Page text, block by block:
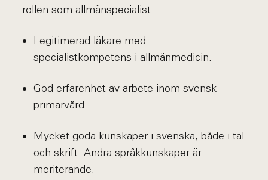
rollen som allmänspecialist
Legitimerad läkare med
specialistkompetens i allmänmedicin.
God erfarenhet av arbete inom svensk
primärvård.
Mycket goda kunskaper i svenska, både i tal
och skrift. Andra språkkunskaper är
meriterande.